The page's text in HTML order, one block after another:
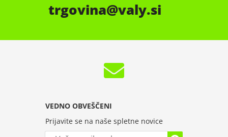
trgovina valy.si
VEDNO OBVEŠČENI
Prijavite se na naše spletne novice